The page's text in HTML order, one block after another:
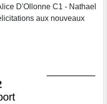
D'Ollonne C1 - Nathael
aux nouveaux